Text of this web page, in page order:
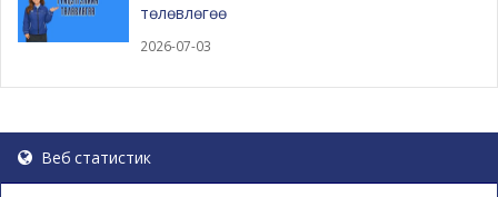
төлөвлөгөө
2026-07-03
Веб статистик